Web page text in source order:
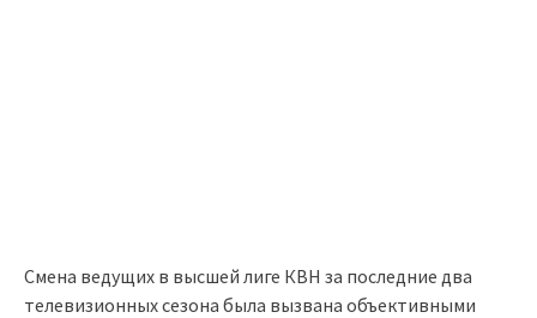
Смена ведущих в высшей лиге КВН за последние два
телевизионных сезона была вызвана объективными